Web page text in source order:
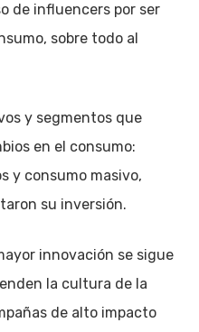
de influencers por ser
sobre todo al
y segmentos que
en el consumo:
y consumo masivo,
su inversión.
innovación se sigue
la cultura de la
de alto impacto